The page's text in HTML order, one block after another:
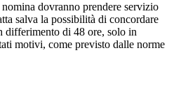
dovranno prendere servizio
salva la possibilità di concordare
differimento di 48 ore, solo in
motivi, come previsto dalle norme